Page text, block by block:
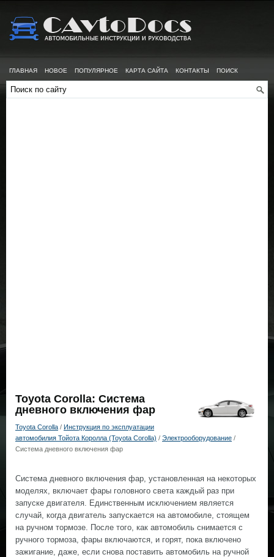
ГЛАВНАЯ НОВОЕ ПОПУЛЯРНОЕ КАРТА САЙТА КОНТАКТЫ ПОИСК
Toyota Corolla: Система
дневного включения фар
Toyota Corolla / Инструкция по эксплуатации
автомобилия Тойота Королла (Toyota Corolla) / Электрооборудование /
Система дневного включения фар
Система дневного включения фар, установленная на некоторых
моделях, включает фары головного света каждый раз при
запуске двигателя. Единственным исключением является
случай, когда двигатель запускается на автомобиле, стоящем
на ручном тормозе. После того, как автомобиль снимается с
ручного тормоза, фары включаются, и горят, пока включено
зажигание, даже, если снова поставить автомобиль на ручной